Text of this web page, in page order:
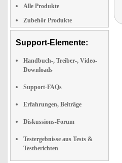
Alle Produkte
Zubehör Produkte
Support-Elemente:
Handbuch-, Treiber-, Video-
Downloads
Support-FAQs
Erfahrungen, Beiträge
Diskussions-Forum
Testergebnisse aus Tests &
Testberichten